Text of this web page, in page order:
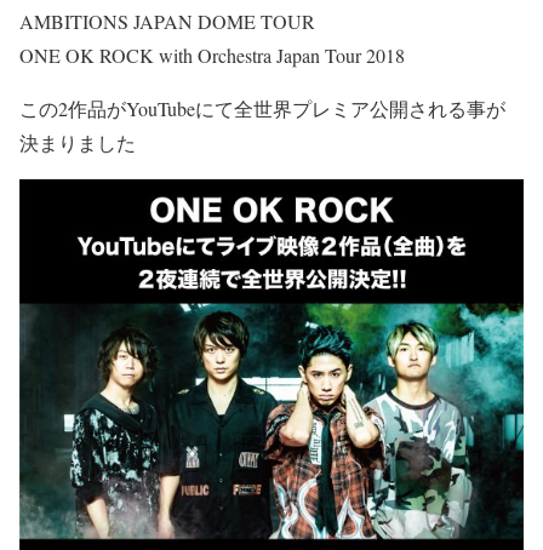
AMBITIONS JAPAN DOME TOUR
ONE OK ROCK with Orchestra Japan Tour 2018
この2作品がYouTubeにて全世界プレミア公開される事が
決まりました